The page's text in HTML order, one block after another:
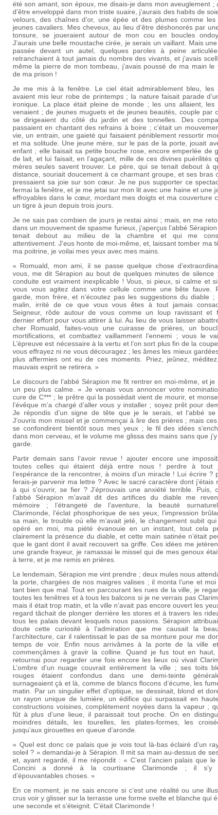
été son amant, son époux, me disais-je dans mon aveuglement ;
d’être enveloppé dans mon triste suaire, j’aurais des habits de
velours, des chaînes d’or, une épée et des plumes comme les
jeunes cavaliers. Mes cheveux, au lieu d’être déshonorés par
tonsure, se joueraient autour de mon cou en boucles
J’aurais une belle moustache cirée, je serais un vaillant. Mais
passée devant un autel, quelques paroles à peine
retranchaient à tout jamais du nombre des vivants, et j’avais
même la pierre de mon tombeau, j’avais poussé de ma main le
de ma prison !
Je me mis à la fenêtre. Le ciel était admirablement bleu, les
avaient mis leur robe de printemps ; la nature faisait parade
ironique. La place était pleine de monde ; les uns allaient, les
venaient ; de jeunes muguets et de jeunes beautés, couple par
se dirigeaient du côté du jardin et des tonnelles. Des
passaient en chantant des refrains à boire ; c’était un
vie, un entrain, une gaieté qui faisaient péniblement ressortir
et ma solitude. Une jeune mère, sur le pas de la porte, jouait
enfant ; elle baisait sa petite bouche rose, encore emperlée de
de lait, et lui faisait, en l’agaçant, mille de ces divines puérilités
mères seules savent trouver. Le père, qui se tenait debout à
distance, souriait doucement à ce charmant groupe, et ses bras
pressaient sa joie sur son cœur. Je ne pus supporter ce
fermai la fenêtre, et je me jetai sur mon lit avec une haine et une
effroyables dans le cœur, mordant mes doigts et ma couverture
un tigre à jeun depuis trois jours.
Je ne sais pas combien de jours je restai ainsi ; mais, en me
dans un mouvement de spasme furieux, j’aperçus l’abbé
tenait debout au milieu de la chambre et qui me
attentivement. J’eus honte de moi-même, et, laissant tomber ma
ma poitrine, je voilai mes yeux avec mes mains.
« Romuald, mon ami, il se passe quelque chose
vous, me dit Sérapion au bout de quelques minutes de silence
conduite est vraiment inexplicable ! Vous, si pieux, si calme et
vous vous agitez dans votre cellule comme une bête fauve.
garde, mon frère, et n’écoutez pas les suggestions du diable ;
malin, irrité de ce que vous vous êtes à tout jamais
Seigneur, rôde autour de vous comme un loup ravissant et
dernier effort pour vous attirer à lui. Au lieu de vous laisser
cher Romuald, faites-vous une cuirasse de prières, un
mortifications, et combattez vaillamment l’ennemi ; vous le
L’épreuve est nécessaire à la vertu et l’on sort plus fin de la
vous effrayez ni ne vous découragez ; les âmes les mieux
plus affermies ont eu de ces moments. Priez, jeûnez,
mauvais esprit se retirera. »
Le discours de l’abbé Sérapion me fit rentrer en moi-même, et je
un peu plus calme. « Je venais vous annoncer votre
cure de C*** ; le prêtre qui la possédait vient de mourir, et
l’évêque m’a chargé d’aller vous y installer ; soyez prêt pour
Je répondis d’un signe de tête que je le serais, et l’abbé se
J’ouvris mon missel et je commençai à lire des prières ; mais
se confondirent bientôt sous mes yeux ; le fil des idées
dans mon cerveau, et le volume me glissa des mains sans que
garde.
Partir demain sans l’avoir revue ! ajouter encore une
toutes celles qui étaient déjà entre nous ! perdre à tout
l’espérance de la rencontrer, à moins d’un miracle ! Lui écrire ?
ferais-je parvenir ma lettre ? Avec le sacré caractère dont j’étais
à qui s’ouvrir, se fier ? J’éprouvais une anxiété terrible. Puis,
l’abbé Sérapion m’avait dit des artifices du diable me
mémoire ; l’étrangeté de l’aventure, la beauté
Clarimonde, l’éclat phosphorique de ses yeux, l’impression
sa main, le trouble où elle m’avait jeté, le changement subit qui
opéré en moi, ma piété évanouie en un instant, tout cela
clairement la présence du diable, et cette main satinée n’était
que le gant dont il avait recouvert sa griffe. Ces idées me
une grande frayeur, je ramassai le missel qui de mes genoux
à terre, et je me remis en prières.
Le lendemain, Sérapion me vint prendre ; deux mules nous
la porte, chargées de nos maigres valises ; il monta l’une et moi
tant bien que mal. Tout en parcourant les rues de la ville, je
toutes les fenêtres et à tous les balcons si je ne verrais pas
mais il était trop matin, et la ville n’avait pas encore ouvert les
regard tâchait de plonger derrière les stores et à travers les
tous les palais devant lesquels nous passions. Sérapion
doute cette curiosité à l’admiration que me causait la
l’architecture, car il ralentissait le pas de sa monture pour me
temps de voir. Enfin nous arrivâmes à la porte de la ville
commençâmes à gravir la colline. Quand je fus tout en
retournai pour regarder une fois encore les lieux où vivait
L’ombre d’un nuage couvrait entièrement la ville ; ses toits
rouges étaient confondus dans une demi-teinte
surnageaient çà et là, comme de blancs flocons d’écume, les
matin. Par un singulier effet d’optique, se dessinait, blond et
un rayon unique de lumière, un édifice qui surpassait en
constructions voisines, complètement noyées dans la vapeur ;
fût à plus d’une lieue, il paraissait tout proche. On en
moindres détails, les tourelles, les plates-formes, les
jusqu’aux girouettes en queue d’aronde.
« Quel est donc ce palais que je vois tout là-bas éclairé d’un
soleil ? » demandai-je à Sérapion. Il mit sa main au-dessus de
et, ayant regardé, il me répondit : « C’est l’ancien palais que le
Concini a donné à la courtisane Clarimonde ; il s’y
d’épouvantables choses. »
En ce moment, je ne sais encore si c’est une réalité ou une
crus voir y glisser sur la terrasse une forme svelte et blanche qui
une seconde et s’éteignit. C’était Clarimonde !